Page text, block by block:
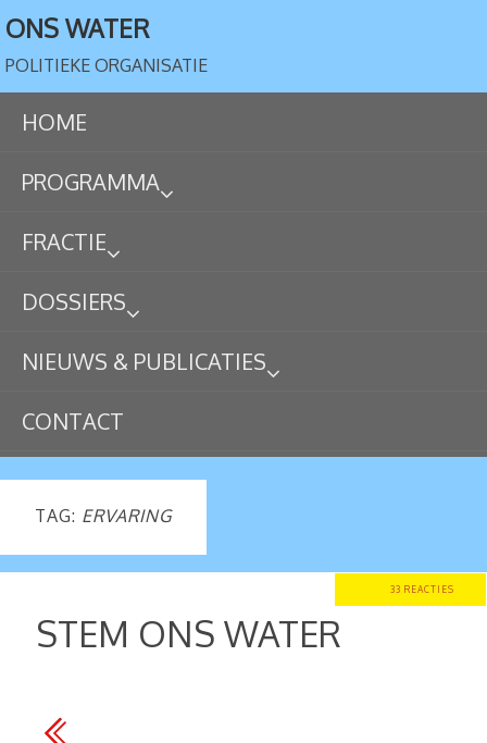
ONS WATER
POLITIEKE ORGANISATIE
HOME
PROGRAMMA
FRACTIE
DOSSIERS
NIEUWS & PUBLICATIES
CONTACT
TAG: ERVARING
33 REACTIES
STEM ONS WATER